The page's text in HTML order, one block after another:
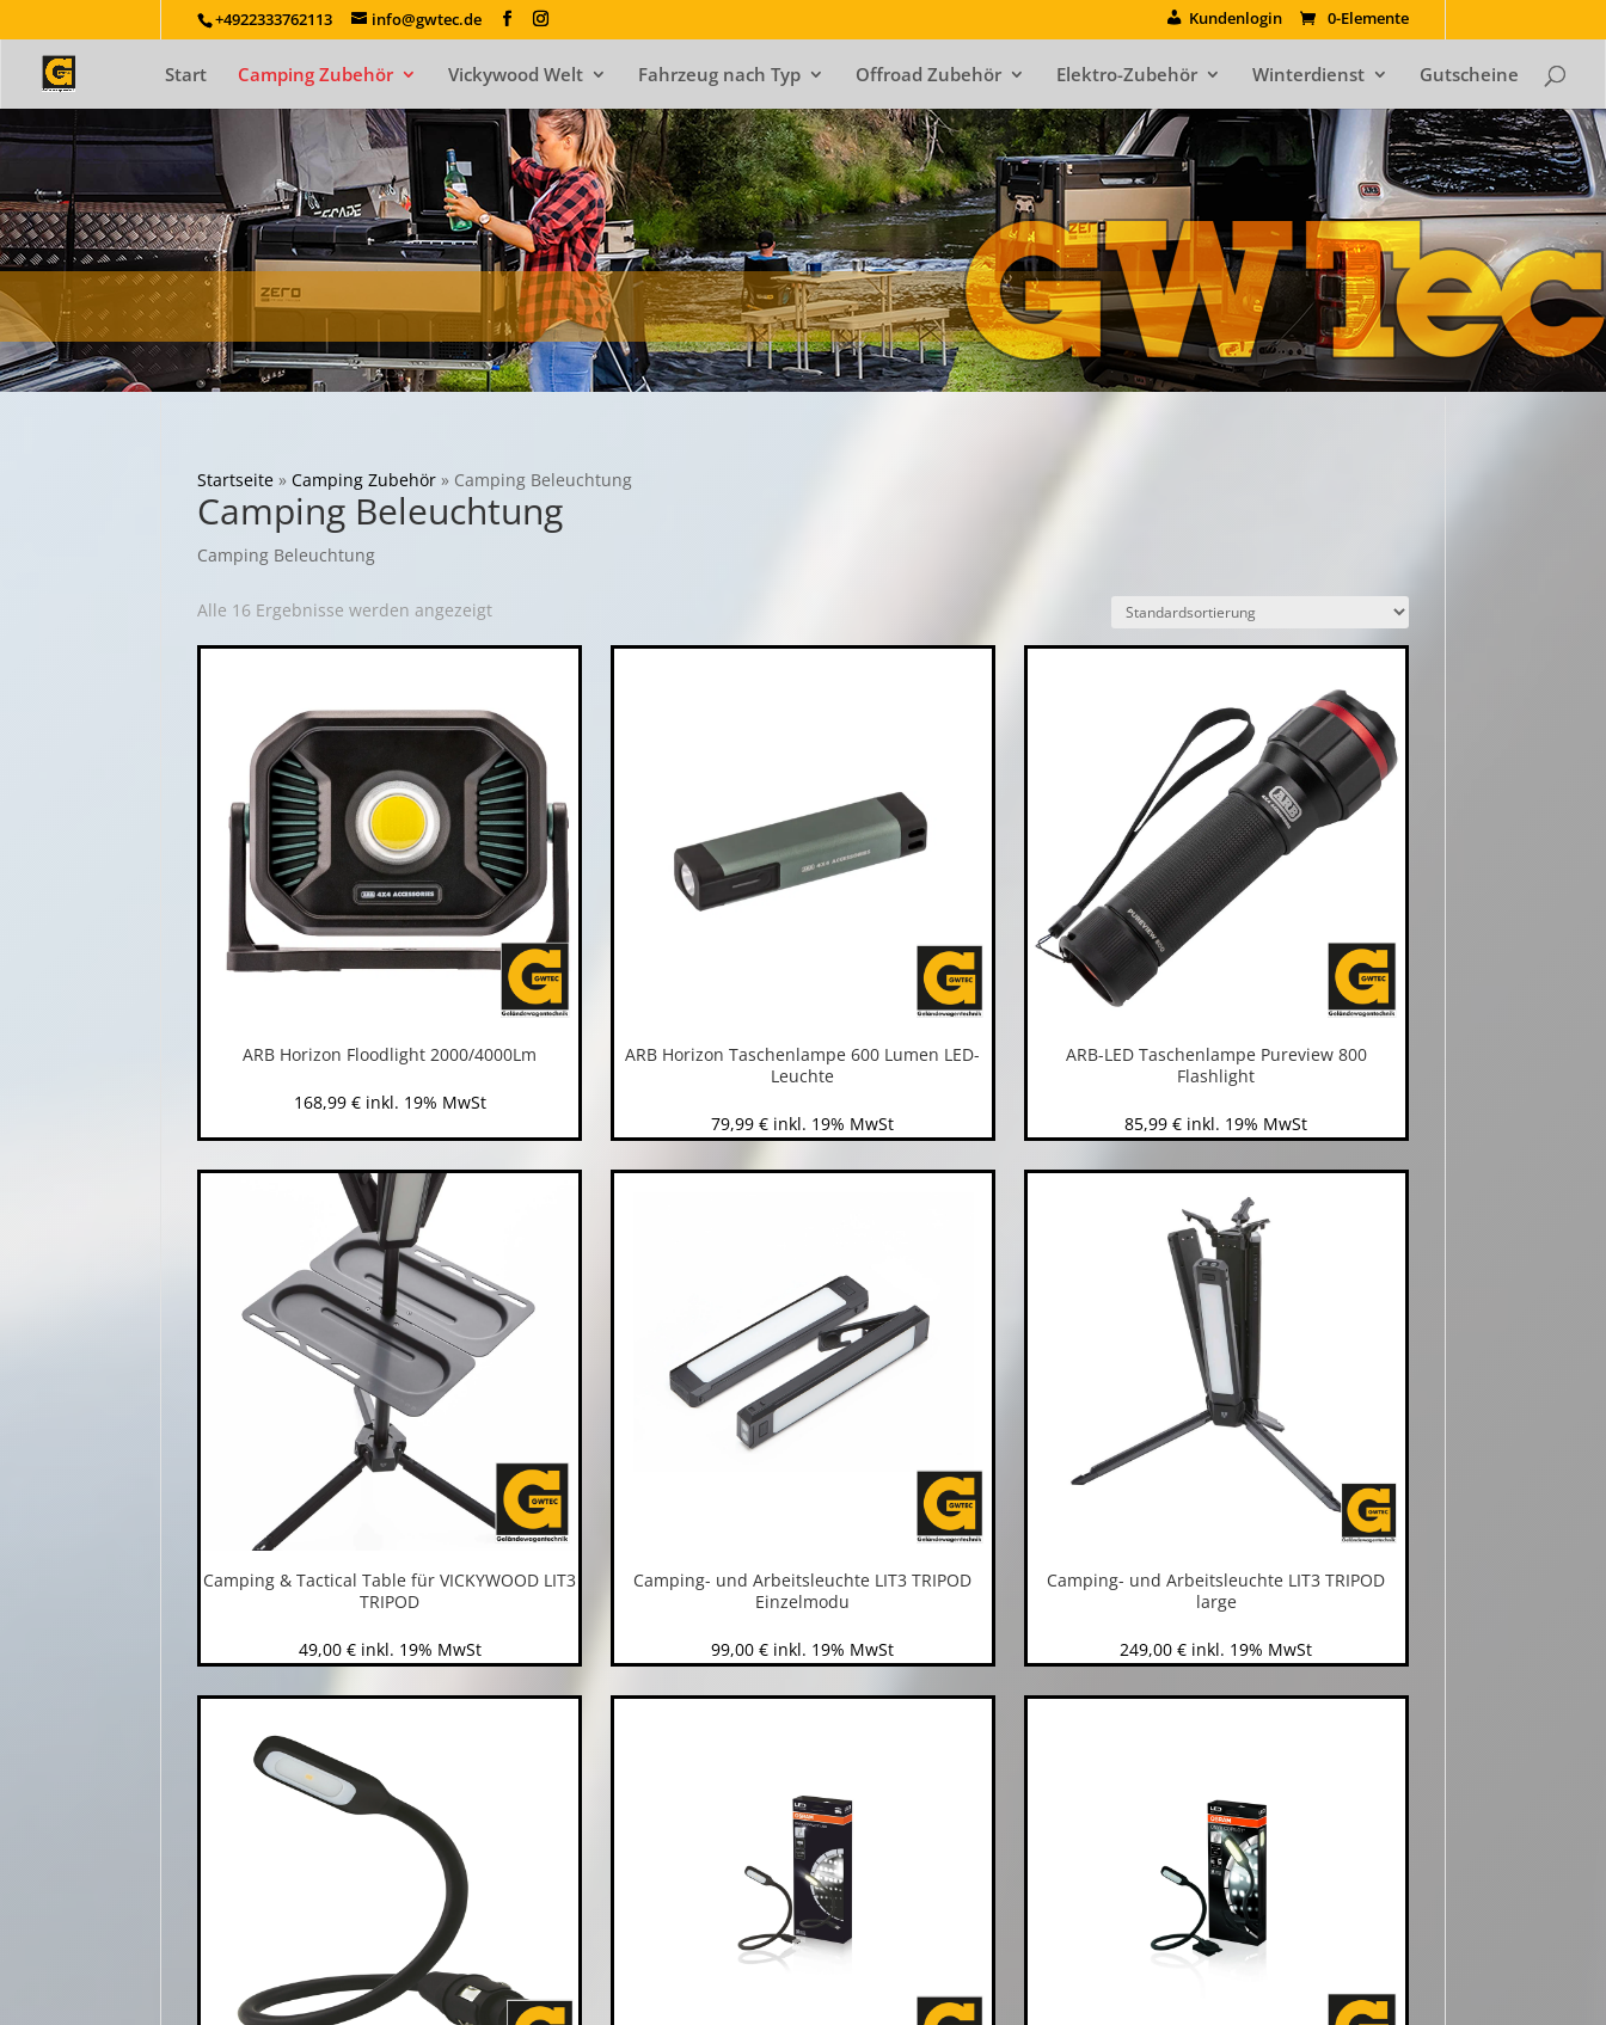
+4922333762113 info@gwtec.de Kundenlogin 0-Elemente
Start Camping Zubehör Vickywood Welt Fahrzeug nach Typ Offroad Zubehör Elektro-Zubehör Winterdienst Gutscheine
Startseite »Camping Zubehör » Camping Beleuchtung
Camping Beleuchtung
Camping Beleuchtung
Alle 16 Ergebnisse werden angezeigt
ARB Horizon Floodlight 2000/4000Lm
168,99 € inkl. 19% MwSt
ARB Horizon Taschenlampe 600 Lumen LED-
Leuchte
79,99€ inkl. 19% MwSt
ARB-LED Taschenlampe Pureview 800
Flashlight
85,99€ inkl. 19% MwSt
Camping & Tactical Table für VICKYWOOD LIT3
TRIPOD
49,00 € inkl. 19% MwSt
Camping- und Arbeitsleuchte LIT3 TRIPOD
Einzelmodu
99,00€ inkl. 19% MwSt
Camping- und Arbeitsleuchte LIT3 TRIPOD
large
249,00€ inkl. 19% MwSt